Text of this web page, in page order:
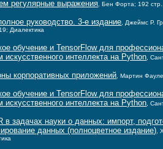
регулярные выражения , Бен Форта; 192
руководство. 3-е издание , Джеймс Р.
Диалектика
обучение и TensorFlow для
искусственного интеллекта на Python ,
корпоративных приложений , Мартин
обучение и TensorFlow для
искусственного интеллекта на Python ,
в задачах науки о данных: импорт,
данных (полноцветное издание) ,